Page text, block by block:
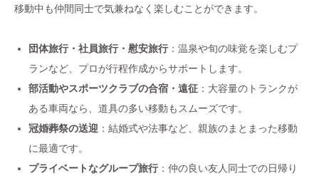
移動中も仲間同士で気兼ねなく楽しむことができます。
団体旅行・社員旅行・慰安旅行 ：温泉や旬の味覚を楽しむプ
ランなど、プロが行程作成からサポートします。
部活動やスポーツクラブの合宿・遠征 ：大容量のトランクが
ある車両なら、道具の多い移動もスムーズです。
冠婚葬祭の送迎 ：結婚式や法事など、親族のまとまった移動
に最適です。
プライベートなグループ旅行 ：仲の良い友人同士での日帰り